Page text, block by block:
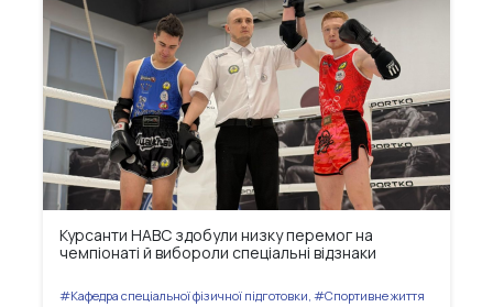
Курсанти НАВС здобули низку перемог на
чемпіонаті й вибороли спеціальні відзнаки
#Кафедра спеціальної фізичної підготовки, #Спортивне життя